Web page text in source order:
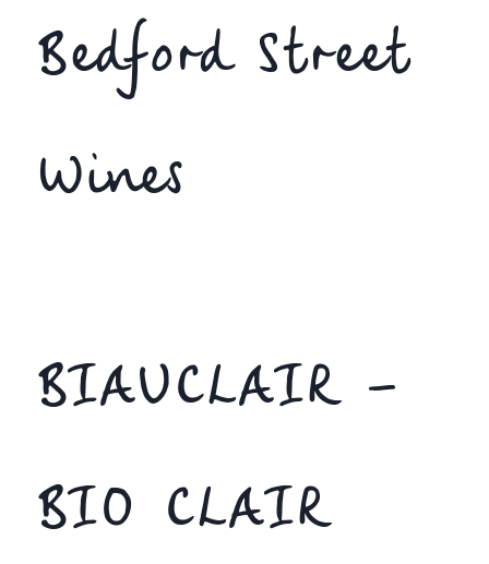
Bedford Street
Wines
BIAUCLAIR –
BIO CLAIR